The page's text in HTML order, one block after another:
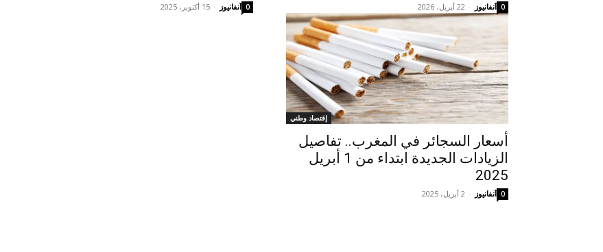
آنفانيوز - 22 أبريل، 2026 0 آنفانيوز - 15 أكتوبر، 2025 0
إقتصاد وطني
أسعار السجائر في المغرب.. تفاصيل
الزيادات الجديدة ابتداء من 1 أبريل
2025
آنفانيوز - 2 أبريل، 2025 0